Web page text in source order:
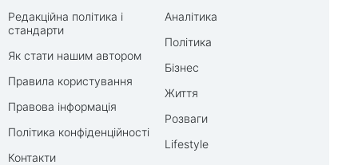
Редакційна політика і
стандарти
Як стати нашим автором
Правила користування
Правова інформація
Політика конфіденційності
Контакти
Аналітика
Політика
Бізнес
Життя
Розваги
Lifestyle